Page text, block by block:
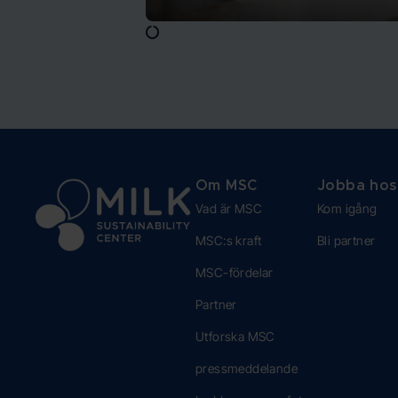
Om MSC
Vad är MSC
MSC:s kraft
MSC-fördelar
Partner
Utforska MSC
pressmeddelande
Jobba
Kom igång
Bli partner